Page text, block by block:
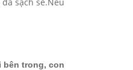
bên trong, con